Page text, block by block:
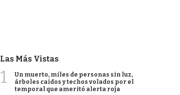
Las Más Vistas
1
Un muerto, miles de personas sin luz,
árboles caídos y techos volados por el
temporal que ameritó alerta roja